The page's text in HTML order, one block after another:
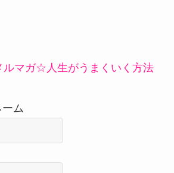
ルマガ☆人生がうまくいく方法
ム